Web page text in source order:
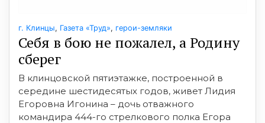
г. Клинцы, Газета «Труд», герои-земляки
Себя в бою не пожалел, а Родину
сберег
В клинцовской пятиэтажке, построенной в
середине шестидесятых годов, живет Лидия
Егоровна Игонина – дочь отважного
командира 444-го стрелкового полка Егора